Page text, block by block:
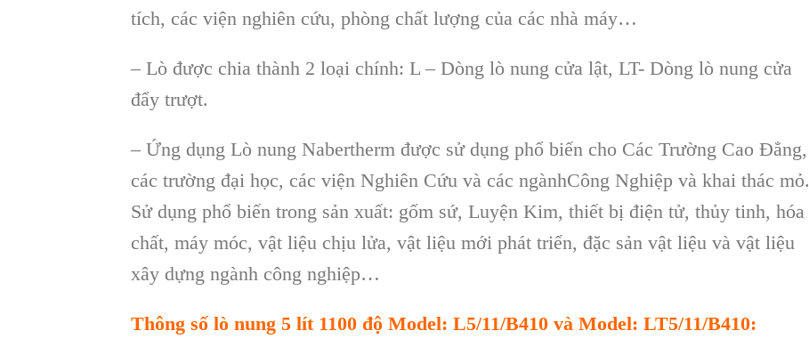
tích, các viện nghiên cứu, phòng chất lượng của các nhà máy…
– Lò được chia thành 2 loại chính: L – Dòng lò nung cửa lật, LT- Dòng lò nung cửa
đẩy trượt.
– Ứng dụng Lò nung Nabertherm được sử dụng phổ biến cho Các Trường Cao Đẳng,
các trường đại học, các viện Nghiên Cứu và các ngànhCông Nghiệp và khai thác mỏ.
Sử dụng phổ biến trong sản xuất: gốm sứ, Luyện Kim, thiết bị điện tử, thủy tinh, hóa
chất, máy móc, vật liệu chịu lửa, vật liệu mới phát triển, đặc sản vật liệu và vật liệu
xây dựng ngành công nghiệp…
Thông số lò nung 5 lít 1100 độ Model: L5/11/B410 và Model: LT5/11/B410: